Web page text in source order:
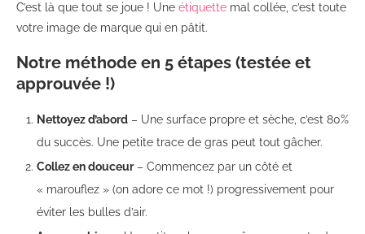
C’est là que tout se joue ! Une étiquette mal collée, c’est toute
votre image de marque qui en pâtit.
Notre méthode en 5 étapes (testée et
approuvée !)
Nettoyez d’abord – Une surface propre et sèche, c’est 80%
du succès. Une petite trace de gras peut tout gâcher.
Collez en douceur– Commencez par un côté et
« marouflez » (on adore ce mot !) progressivement pour
éviter les bulles d’air.